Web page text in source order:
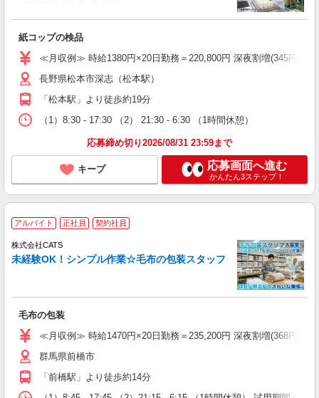
紙コップの検品
≪月収例≫ 時給1380円×20日勤務＝220,800円 深夜割増(345円
長野県松本市深志（松本駅）
「松本駅」より徒歩約19分
（1）8:30 - 17:30 （2） 21:30 - 6:30 （1時間休憩）
応募締め切り2026/08/31 23:59まで
キープ 応募画面へ進む
かんたん3ステップ！
アルバイト 正社員 契約社員
株式会社CATS
未経験OK！シンプル作業☆毛布の包装スタッフ
毛布の包装
≪月収例≫ 時給1470円×20日勤務＝235,200円 深夜割増(368円
群馬県前橋市
「前橋駅」より徒歩約14分